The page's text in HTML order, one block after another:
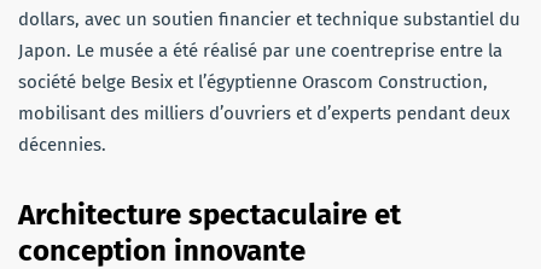
dollars, avec un soutien financier et technique substantiel du
Japon. Le musée a été réalisé par une coentreprise entre la
société belge Besix et l’égyptienne Orascom Construction,
mobilisant des milliers d’ouvriers et d’experts pendant deux
décennies.
Architecture spectaculaire et
conception innovante